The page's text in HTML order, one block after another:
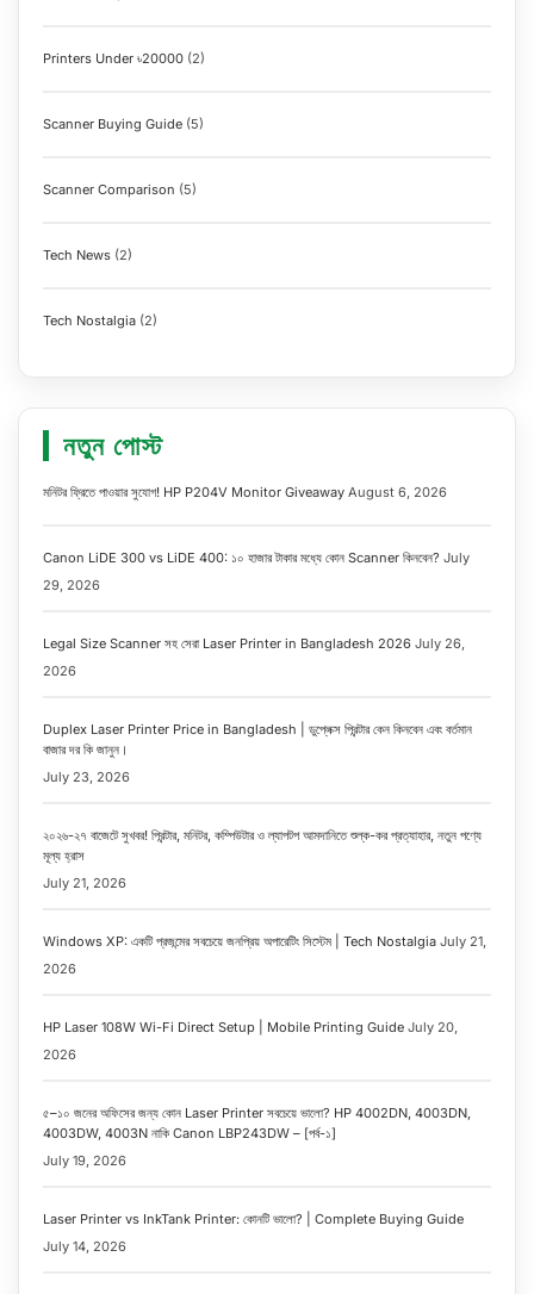
Printers Under ৳20000 (2)
Scanner Buying Guide (5)
Scanner Comparison (5)
Tech News (2)
Tech Nostalgia (2)
নতুন পোস্ট
মনিটর ফ্রিতে পাওয়ার সুযোগ! HP P204V Monitor Giveaway August 6, 2026
Canon LiDE 300 vs LiDE 400: ১০ হাজার টাকার মধ্যে কোন Scanner কিনবেন? July
29, 2026
Legal Size Scanner সহ সেরা Laser Printer in Bangladesh 2026 July 26,
2026
Duplex Laser Printer Price in Bangladesh | ডুপ্লেক্স প্রিন্টার কেন কিনবেন এবং বর্তমান
বাজার দর কি জানুন।
July 23, 2026
২০২৬-২৭ বাজেটে সুখবর! প্রিন্টার, মনিটর, কম্পিউটার ও ল্যাপটপ আমদানিতে শুল্ক-কর প্রত্যাহার, নতুন পণ্যে
মূল্য হ্রাস
July 21, 2026
Windows XP: একটি প্রজন্মের সবচেয়ে জনপ্রিয় অপারেটিং সিস্টেম | Tech Nostalgia July 21,
2026
HP Laser 108W Wi-Fi Direct Setup | Mobile Printing Guide July 20,
2026
৫–১০ জনের অফিসের জন্য কোন Laser Printer সবচেয়ে ভালো? HP 4002DN, 4003DN,
4003DW, 4003N নাকি Canon LBP243DW – [পর্ব-১]
July 19, 2026
Laser Printer vs InkTank Printer: কোনটি ভালো? | Complete Buying Guide
July 14, 2026